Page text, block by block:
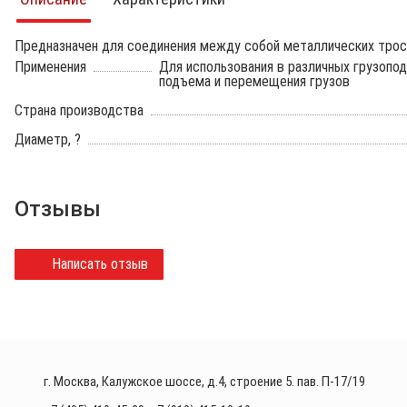
Предназначен для соединения между собой металлических
Применения
Для использования в различных
подъема и перемещения грузов
Страна производства
Диаметр, ?
Отзывы
Написать отзыв
г. Москва, Калужское шоссе, д.4, строение 5. пав. П-17/19